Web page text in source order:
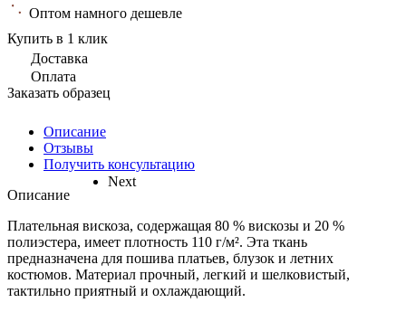
Next
Оптом намного дешевле
Купить в 1 клик
Доставка
Оплата
Заказать образец
Описание
Отзывы
Получить консультацию
Описание
Плательная вискоза, содержащая 80 % вискозы и 20 %
полиэстера, имеет плотность 110 г/м². Эта ткань
предназначена для пошива платьев, блузок и летних
костюмов. Материал прочный, легкий и шелковистый,
тактильно приятный и охлаждающий.